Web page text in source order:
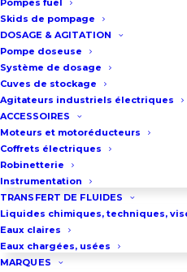
Pompes fuel
Skids de pompage
DOSAGE & AGITATION
Pompe doseuse
Système de dosage
Cuves de stockage
Agitateurs industriels électriques
ACCESSOIRES
Moteurs et motoréducteurs
Coffrets électriques
Robinetterie
Instrumentation
TRANSFERT DE FLUIDES
Liquides chimiques, techniques,
Eaux claires
Eaux chargées, usées
MARQUES
Pression de
m
Débit maxi : 435
Puissance : 49 Kw
Raccordement : 6″
Diamètre de
Poids : 1005 kg
Alimentation : 400